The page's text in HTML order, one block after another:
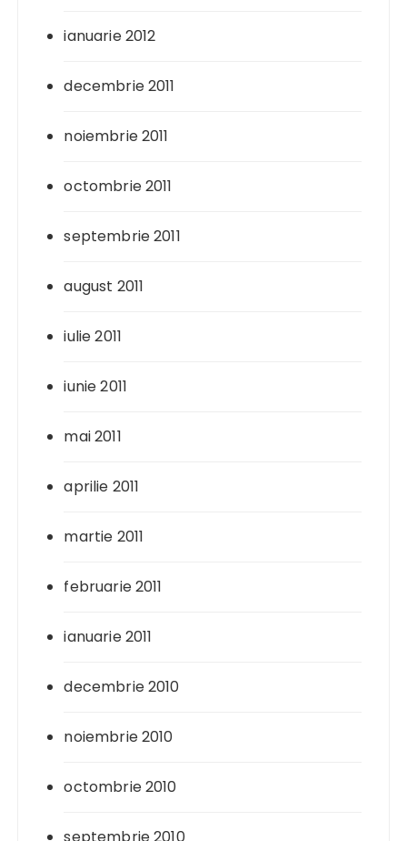
ianuarie 2012
decembrie 2011
noiembrie 2011
octombrie 2011
septembrie 2011
august 2011
iulie 2011
iunie 2011
mai 2011
aprilie 2011
martie 2011
februarie 2011
ianuarie 2011
decembrie 2010
noiembrie 2010
octombrie 2010
septembrie 2010